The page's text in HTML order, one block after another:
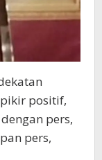
positif,
pers,
pers,